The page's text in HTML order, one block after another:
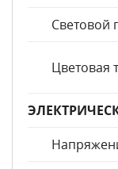
Световой
Цветовая